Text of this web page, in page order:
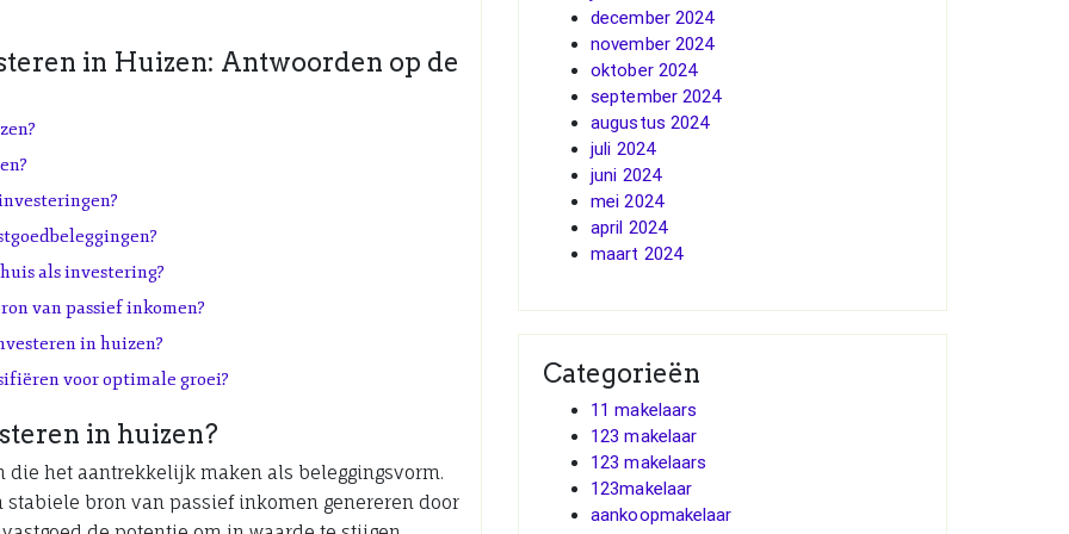
in Huizen: Antwoorden op de
als investering?
van passief inkomen?
in huizen?
voor optimale groei?
in huizen?
het aantrekkelijk maken als beleggingsvorm.
bron van passief inkomen genereren door
december 2024
november 2024
oktober 2024
september 2024
augustus 2024
juli 2024
juni 2024
mei 2024
april 2024
maart 2024
Categorieën
11 makelaars
123 makelaar
123 makelaars
123makelaar
aankoopmakelaar